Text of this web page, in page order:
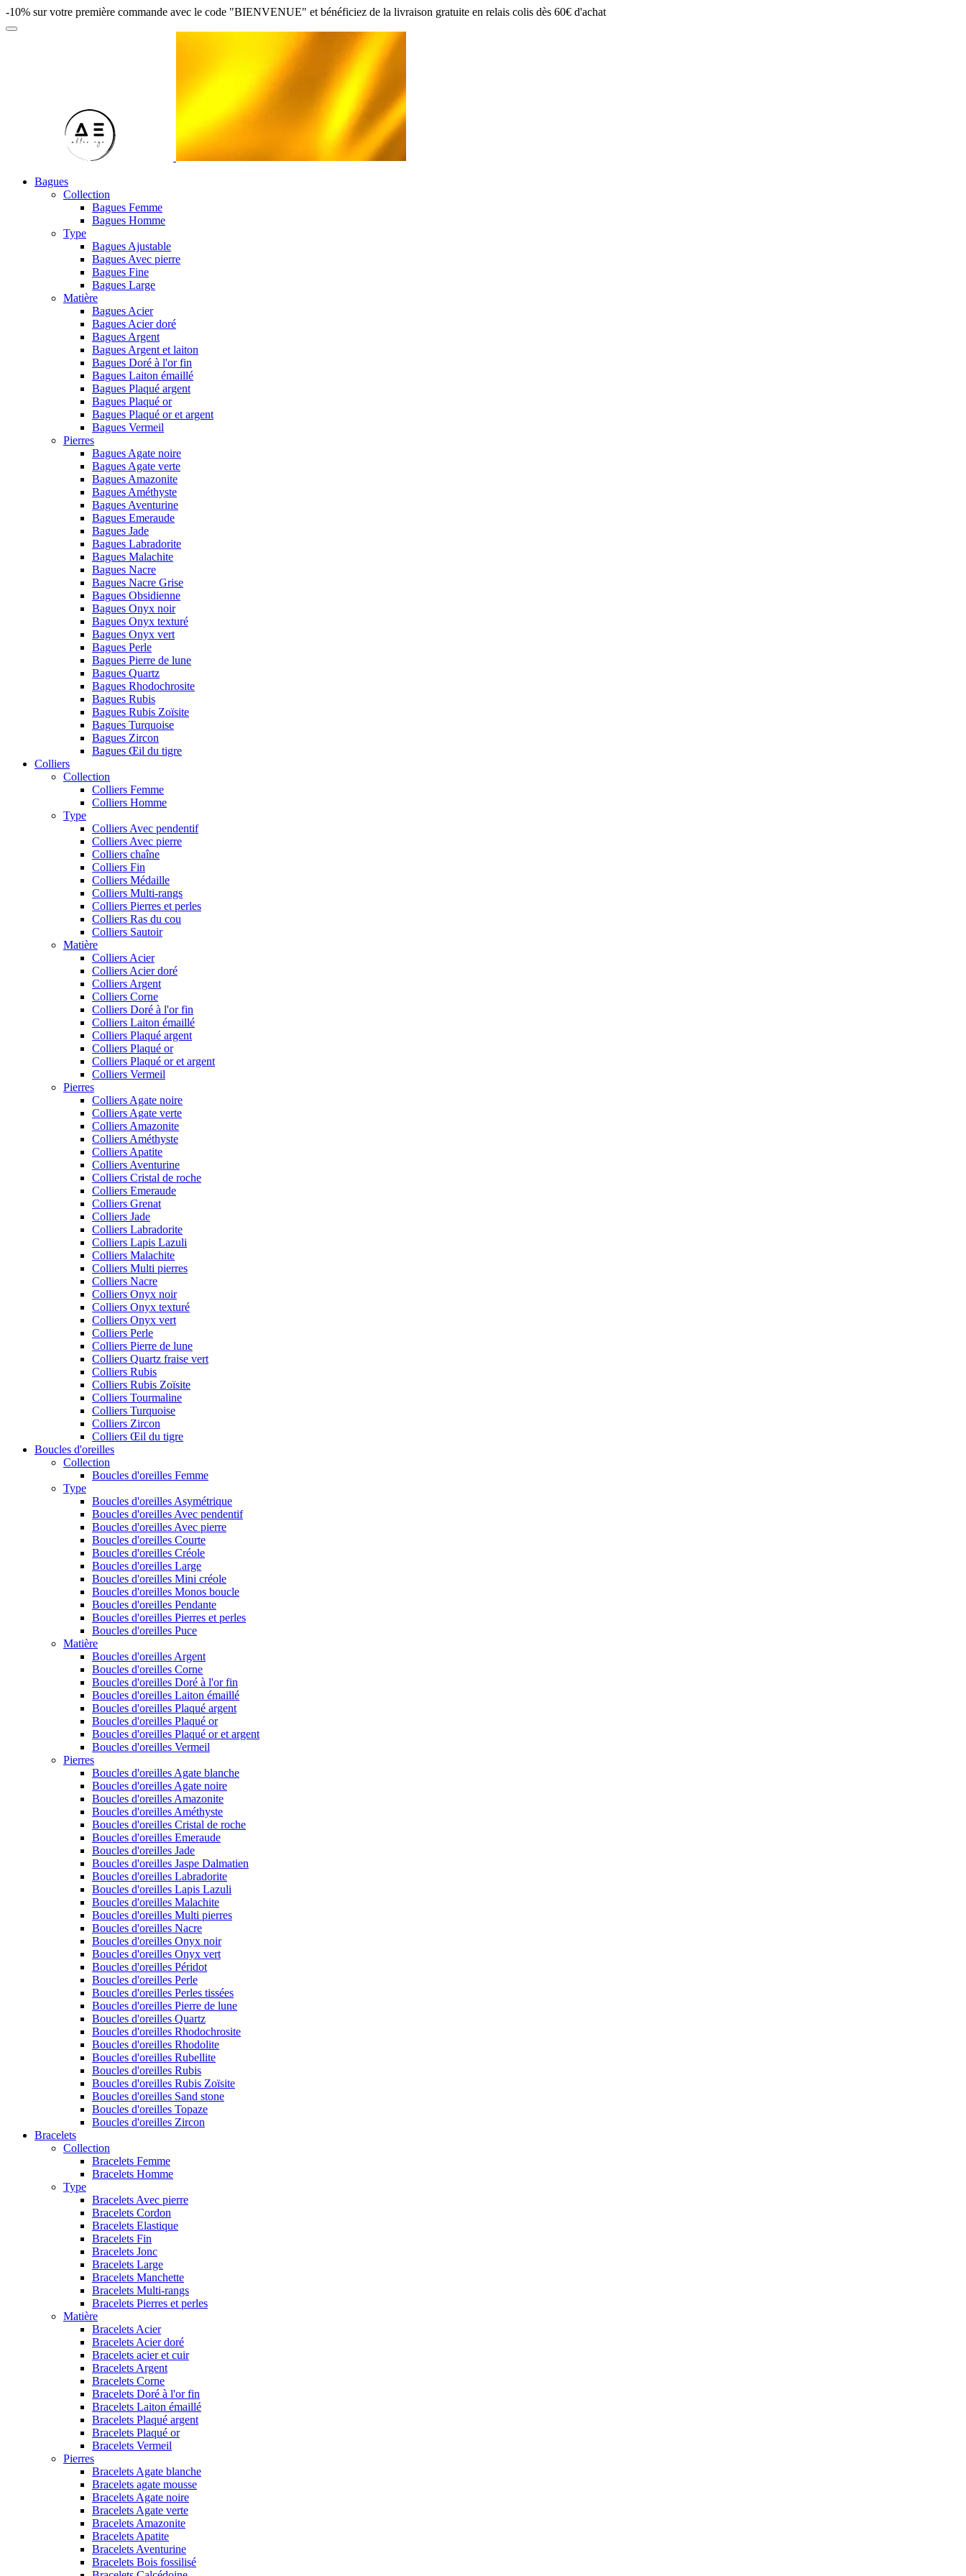
-10% sur votre première commande avec le code "BIENVENUE" et bénéficiez de la livraison gratuite en relais colis dès 60€ d'achat
Bagues
Collection
Bagues Femme
Bagues Homme
Type
Bagues Ajustable
Bagues Avec pierre
Bagues Fine
Bagues Large
Matière
Bagues Acier
Bagues Acier doré
Bagues Argent
Bagues Argent et laiton
Bagues Doré à l'or fin
Bagues Laiton émaillé
Bagues Plaqué argent
Bagues Plaqué or
Bagues Plaqué or et argent
Bagues Vermeil
Pierres
Bagues Agate noire
Bagues Agate verte
Bagues Amazonite
Bagues Améthyste
Bagues Aventurine
Bagues Emeraude
Bagues Jade
Bagues Labradorite
Bagues Malachite
Bagues Nacre
Bagues Nacre Grise
Bagues Obsidienne
Bagues Onyx noir
Bagues Onyx texturé
Bagues Onyx vert
Bagues Perle
Bagues Pierre de lune
Bagues Quartz
Bagues Rhodochrosite
Bagues Rubis
Bagues Rubis Zoïsite
Bagues Turquoise
Bagues Zircon
Bagues Œil du tigre
Colliers
Collection
Colliers Femme
Colliers Homme
Type
Colliers Avec pendentif
Colliers Avec pierre
Colliers chaîne
Colliers Fin
Colliers Médaille
Colliers Multi-rangs
Colliers Pierres et perles
Colliers Ras du cou
Colliers Sautoir
Matière
Colliers Acier
Colliers Acier doré
Colliers Argent
Colliers Corne
Colliers Doré à l'or fin
Colliers Laiton émaillé
Colliers Plaqué argent
Colliers Plaqué or
Colliers Plaqué or et argent
Colliers Vermeil
Pierres
Colliers Agate noire
Colliers Agate verte
Colliers Amazonite
Colliers Améthyste
Colliers Apatite
Colliers Aventurine
Colliers Cristal de roche
Colliers Emeraude
Colliers Grenat
Colliers Jade
Colliers Labradorite
Colliers Lapis Lazuli
Colliers Malachite
Colliers Multi pierres
Colliers Nacre
Colliers Onyx noir
Colliers Onyx texturé
Colliers Onyx vert
Colliers Perle
Colliers Pierre de lune
Colliers Quartz fraise vert
Colliers Rubis
Colliers Rubis Zoïsite
Colliers Tourmaline
Colliers Turquoise
Colliers Zircon
Colliers Œil du tigre
Boucles d'oreilles
Collection
Boucles d'oreilles Femme
Type
Boucles d'oreilles Asymétrique
Boucles d'oreilles Avec pendentif
Boucles d'oreilles Avec pierre
Boucles d'oreilles Courte
Boucles d'oreilles Créole
Boucles d'oreilles Large
Boucles d'oreilles Mini créole
Boucles d'oreilles Monos boucle
Boucles d'oreilles Pendante
Boucles d'oreilles Pierres et perles
Boucles d'oreilles Puce
Matière
Boucles d'oreilles Argent
Boucles d'oreilles Corne
Boucles d'oreilles Doré à l'or fin
Boucles d'oreilles Laiton émaillé
Boucles d'oreilles Plaqué argent
Boucles d'oreilles Plaqué or
Boucles d'oreilles Plaqué or et argent
Boucles d'oreilles Vermeil
Pierres
Boucles d'oreilles Agate blanche
Boucles d'oreilles Agate noire
Boucles d'oreilles Amazonite
Boucles d'oreilles Améthyste
Boucles d'oreilles Cristal de roche
Boucles d'oreilles Emeraude
Boucles d'oreilles Jade
Boucles d'oreilles Jaspe Dalmatien
Boucles d'oreilles Labradorite
Boucles d'oreilles Lapis Lazuli
Boucles d'oreilles Malachite
Boucles d'oreilles Multi pierres
Boucles d'oreilles Nacre
Boucles d'oreilles Onyx noir
Boucles d'oreilles Onyx vert
Boucles d'oreilles Péridot
Boucles d'oreilles Perle
Boucles d'oreilles Perles tissées
Boucles d'oreilles Pierre de lune
Boucles d'oreilles Quartz
Boucles d'oreilles Rhodochrosite
Boucles d'oreilles Rhodolite
Boucles d'oreilles Rubellite
Boucles d'oreilles Rubis
Boucles d'oreilles Rubis Zoïsite
Boucles d'oreilles Sand stone
Boucles d'oreilles Topaze
Boucles d'oreilles Zircon
Bracelets
Collection
Bracelets Femme
Bracelets Homme
Type
Bracelets Avec pierre
Bracelets Cordon
Bracelets Elastique
Bracelets Fin
Bracelets Jonc
Bracelets Large
Bracelets Manchette
Bracelets Multi-rangs
Bracelets Pierres et perles
Matière
Bracelets Acier
Bracelets Acier doré
Bracelets acier et cuir
Bracelets Argent
Bracelets Corne
Bracelets Doré à l'or fin
Bracelets Laiton émaillé
Bracelets Plaqué argent
Bracelets Plaqué or
Bracelets Vermeil
Pierres
Bracelets Agate blanche
Bracelets agate mousse
Bracelets Agate noire
Bracelets Agate verte
Bracelets Amazonite
Bracelets Apatite
Bracelets Aventurine
Bracelets Bois fossilisé